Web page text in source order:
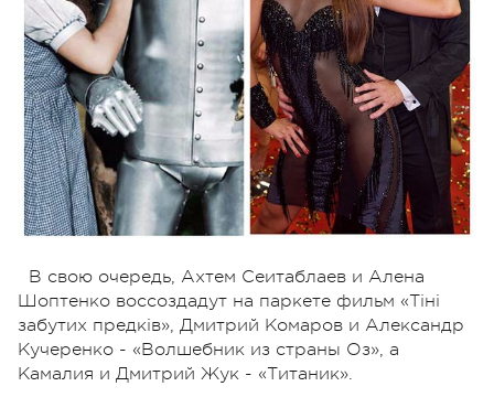
В свою очередь, Ахтем Сеитаблаев и Алена
Шоптенко воссоздадут на паркете фильм «Тіні
забутих предків», Дмитрий Комаров и Александр
Кучеренко - «Волшебник из страны Оз», а
Камалия и Дмитрий Жук - «Титаник».